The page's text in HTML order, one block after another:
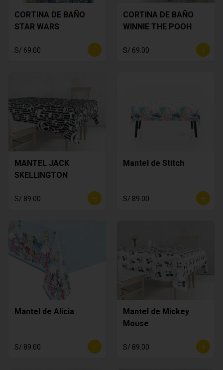
CORTINA DE BAÑO
STAR WARS
S/ 69.00
CORTINA DE BAÑO
WINNIE THE POOH
S/ 69.00
MANTEL JACK
SKELLINGTON
S/ 89.00
Mantel de Stitch
S/ 89.00
Mantel de Alicia
S/ 89.00
Mantel de Mickey
Mouse
S/ 89.00